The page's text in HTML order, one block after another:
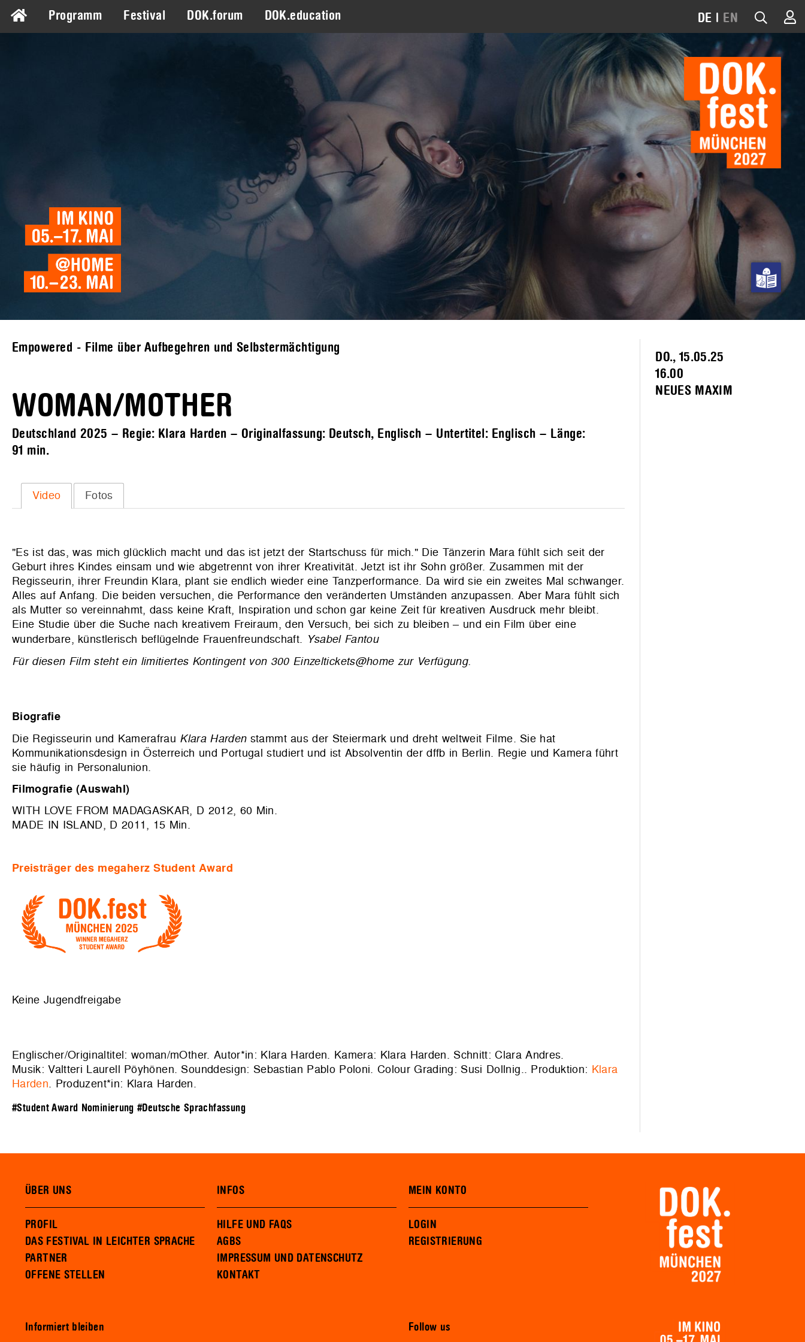
Programm Festival DOK.forum DOK.education DE | EN
Empowered - Filme über Aufbegehren und Selbstermächtigung
WOMAN/MOTHER
Deutschland 2025 – Regie: Klara Harden – Originalfassung: Deutsch, Englisch – Untertitel: Englisch – Länge:
91 min.
Video Fotos
"Es ist das, was mich glücklich macht und das ist jetzt der Startschuss für mich." Die Tänzerin Mara fühlt sich seit der
Geburt ihres Kindes einsam und wie abgetrennt von ihrer Kreativität. Jetzt ist ihr Sohn größer. Zusammen mit der
Regisseurin, ihrer Freundin Klara, plant sie endlich wieder eine Tanzperformance. Da wird sie ein zweites Mal schwanger.
Alles auf Anfang. Die beiden versuchen, die Performance den veränderten Umständen anzupassen. Aber Mara fühlt sich
als Mutter so vereinnahmt, dass keine Kraft, Inspiration und schon gar keine Zeit für kreativen Ausdruck mehr bleibt.
Eine Studie über die Suche nach kreativem Freiraum, den Versuch, bei sich zu bleiben – und ein Film über eine
wunderbare, künstlerisch beflügelnde Frauenfreundschaft. Ysabel Fantou
Für diesen Film steht ein limitiertes Kontingent von 300 Einzeltickets@home zur Verfügung.
Biografie
Die Regisseurin und Kamerafrau Klara Hardenstammt aus der Steiermark und dreht weltweit Filme. Sie hat
Kommunikationsdesign in Österreich und Portugal studiert und ist Absolventin der dffb in Berlin. Regie und Kamera führt
sie häufig in Personalunion.
Filmografie (Auswahl)
WITH LOVE FROM MADAGASKAR, D 2012, 60 Min.
MADE IN ISLAND, D 2011, 15 Min.
Preisträger des megaherz Student Award
Keine Jugendfreigabe
Englischer/Originaltitel: woman/mOther. Autor*in: Klara Harden. Kamera: Klara Harden. Schnitt: Clara Andres.
Musik: Valtteri Laurell Pöyhönen. Sounddesign: Sebastian Pablo Poloni. Colour Grading: Susi Dollnig.. Produktion: Klara
Harden. Produzent*in: Klara Harden.
#Student Award Nominierung #Deutsche Sprachfassung
DO., 15.05.25
16.00
NEUES MAXIM
ÜBER UNS
PROFIL
DAS FESTIVAL IN LEICHTER SPRACHE
PARTNER
OFFENE STELLEN
INFOS
HILFE UND FAQS
AGBS
IMPRESSUM UND DATENSCHUTZ
KONTAKT
MEIN KONTO
LOGIN
REGISTRIERUNG
Informiert bleiben Follow us